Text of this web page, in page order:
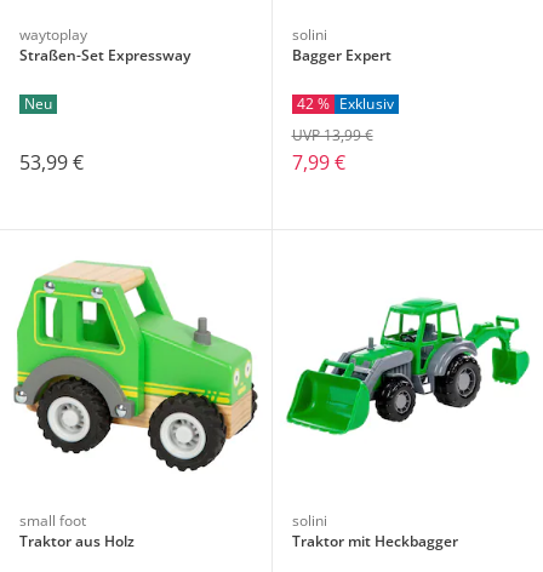
waytoplay
Straßen-Set Expressway
Neu
53,99 €
solini
Bagger Expert
42 % Exklusiv
7,99 €
UVP 13,99 €
small foot
Traktor aus Holz
solini
Traktor mit Heckbagger